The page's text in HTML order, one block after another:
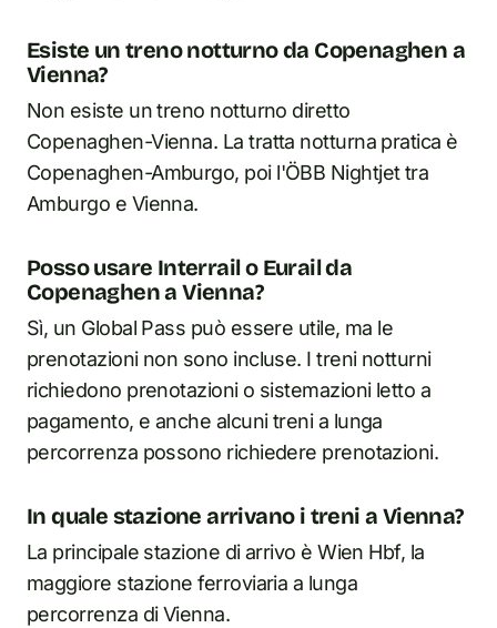
Esiste un treno notturno da Copenaghen a
Vienna?
Non esiste un treno notturno diretto
Copenaghen-Vienna. La tratta notturna pratica è
Copenaghen-Amburgo, poi l'ÖBB Nightjet tra
Amburgo e Vienna.
Posso usare Interrail o Eurail da
Copenaghen a Vienna?
Sì, un Global Pass può essere utile, ma le
prenotazioni non sono incluse. I treni notturni
richiedono prenotazioni o sistemazioni letto a
pagamento, e anche alcuni treni a lunga
percorrenza possono richiedere prenotazioni.
In quale stazione arrivano i treni a Vienna?
La principale stazione di arrivo è Wien Hbf, la
maggiore stazione ferroviaria a lunga
percorrenza di Vienna.